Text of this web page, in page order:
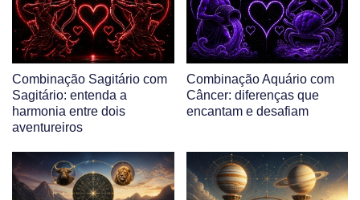
Combinação Sagitário com
Sagitário: entenda a
harmonia entre dois
aventureiros
Combinação Aquário com
Câncer: diferenças que
encantam e desafiam